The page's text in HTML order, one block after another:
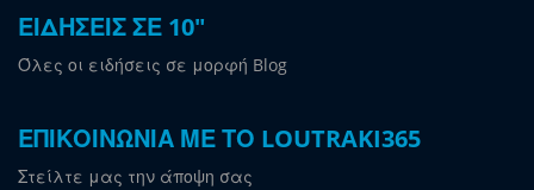
ΕΙΔΗΣΕΙΣ ΣΕ 10"
Όλες οι ειδήσεις σε μορφή Blog
ΕΠΙΚΟΙΝΩΝΙΑ ΜΕ ΤΟ LOUTRAKI365
Στείλτε μας την άποψη σας